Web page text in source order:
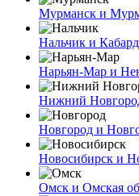
Мурманск и
Нальчик и
Нарьян-Мар и
Нижний
Новгород и
Новосибирск и
Омск и Омская